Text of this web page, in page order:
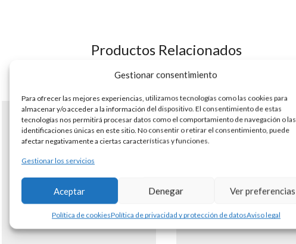
Gestionar consentimiento
Para ofrecer las mejores experiencias, utilizamos tecnologías como las cookies para
almacenar y/o acceder a la información del dispositivo. El consentimiento de estas
tecnologías nos permitirá procesar datos como el comportamiento de navegación o las
identificaciones únicas en este sitio. No consentir o retirar el consentimiento, puede
afectar negativamente a ciertas características y funciones.
Gestionar los servicios
Aceptar Denegar Ver preferencias
Política de cookiesPolítica de privacidad y protección de datosAviso legal
Productos Relacionados